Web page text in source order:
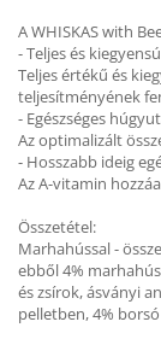
A WHISKAS with
- Teljes és
Teljes értékű és
teljesítményének
- Egészséges
Az optimalizált
- Hosszabb ideig
Az A-vitamin
Összetétel:
Marhahússal -
ebből 4%
és zsírok, ásványi
pelletben, 4%